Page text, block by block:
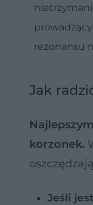
rezonansu
Jak
korzonek.
Jeśli